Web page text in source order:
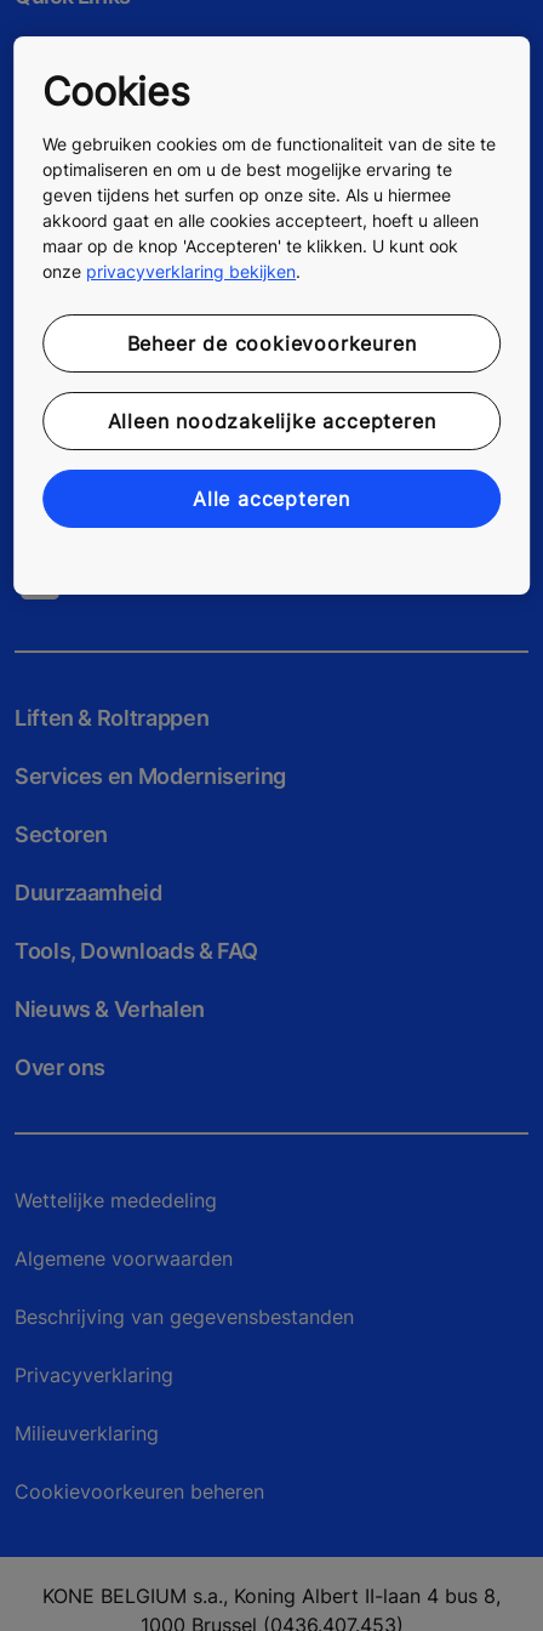
Werken bij KONE
Voor leveranciers
Volg ons
Liften & Roltrappen
Services en Modernisering
Sectoren
Duurzaamheid
Tools, Downloads & FAQ
Nieuws & Verhalen
Over ons
Wettelijke mededeling
Algemene voorwaarden
Beschrijving van gegevensbestanden
Privacyverklaring
Milieuverklaring
Cookievoorkeuren beheren
KONE BELGIUM s.a., Koning Albert II-laan 4 bus 8,
1000 Brussel (0436.407.453)
Cookies
We gebruiken cookies om de functionaliteit van de site te
optimaliseren en om u de best mogelijke ervaring te
geven tijdens het surfen op onze site. Als u hiermee
akkoord gaat en alle cookies accepteert, hoeft u alleen
maar op de knop 'Accepteren' te klikken. U kunt ook
onze privacyverklaring bekijken.
Beheer de cookievoorkeuren
Alleen noodzakelijke accepteren
Alle accepteren